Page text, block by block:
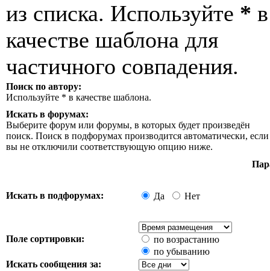
из списка. Используйте * в
качестве шаблона для
частичного совпадения.
Поиск по автору:
Используйте * в качестве шаблона.
Искать в форумах:
Выберите форум или форумы, в которых будет произведён
поиск. Поиск в подфорумах производится автоматически, если
вы не отключили соответствующую опцию ниже.
Искать в подфорумах: Да Нет
Поле сортировки:
по возрастанию
по убыванию
Искать сообщения за: